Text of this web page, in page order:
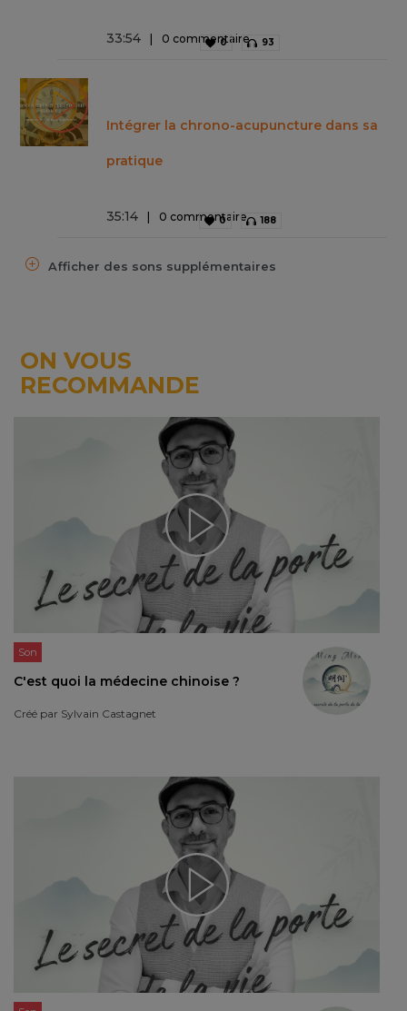
33:54 0 commentaire
0 93
Intégrer la chrono-acupuncture dans sa
pratique
35:14 0 commentaire
0 188
Afficher des sons supplémentaires
ON VOUS
RECOMMANDE
Son
C'est quoi la médecine chinoise ?
Créé par Sylvain Castagnet